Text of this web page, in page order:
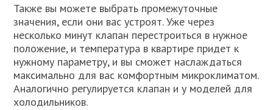
Также вы можете выбрать промежуточные
значения, если они вас устроят. Уже через
несколько минут клапан перестроиться в нужное
положение, и температура в квартире придет к
нужному параметру, и вы сможет наслаждаться
максимально для вас комфортным микроклиматом.
Аналогично регулируется клапан и у моделей для
холодильников.